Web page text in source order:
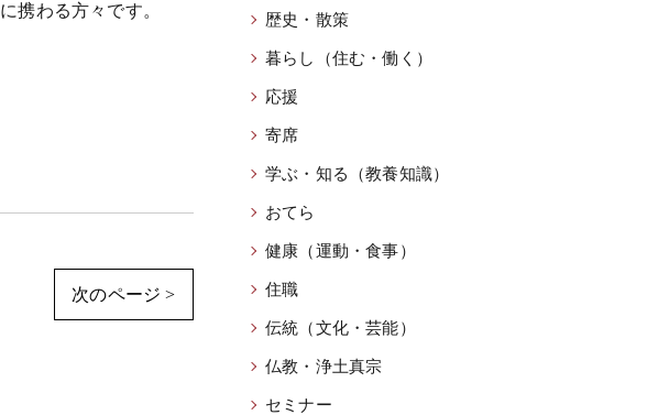
携わる方々です。
次のページ >
歴史・散策
暮らし（住む・働く）
応援
寄席
学ぶ・知る（教養知識）
おてら
健康（運動・食事）
住職
伝統（文化・芸能）
仏教・浄土真宗
セミナー